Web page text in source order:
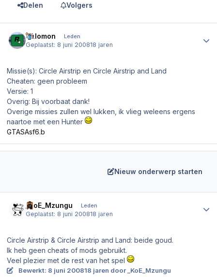
Delen Volgers
Salomon Leden
Geplaatst: 8 juni 200818 jaren
Missie(s): Circle Airstrip en Circle Airstrip and Land
Cheaten: geen probleem
Versie: 1
Overig: Bij voorbaat dank!
Overige missies zullen wel lukken, ik vlieg weleens ergens
naartoe met een Hunter
GTASAsf6.b
Nieuw onderwerp starten
_KoE_Mzungu Leden
Geplaatst: 8 juni 200818 jaren
Circle Airstrip & Circle Airstrip and Land: beide goud.
Ik heb geen cheats of mods gebruikt.
Veel plezier met de rest van het spel
Bewerkt: 8 juni 200818 jaren door _KoE_Mzungu